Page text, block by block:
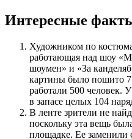
Интересные
Художником по
работающая над шоу
шоумен» и «За
картины было пошито
работали 500 человек.
в запасе целых 104
В ленте зрители не
поскольку эта вещь
площадке. Ее